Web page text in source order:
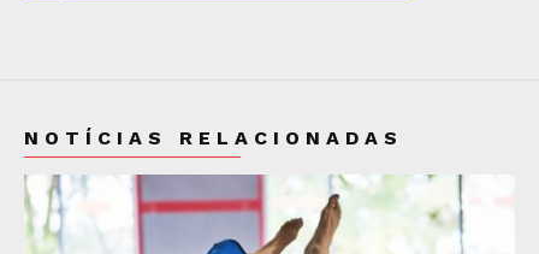
NOTÍCIAS RELACIONADAS